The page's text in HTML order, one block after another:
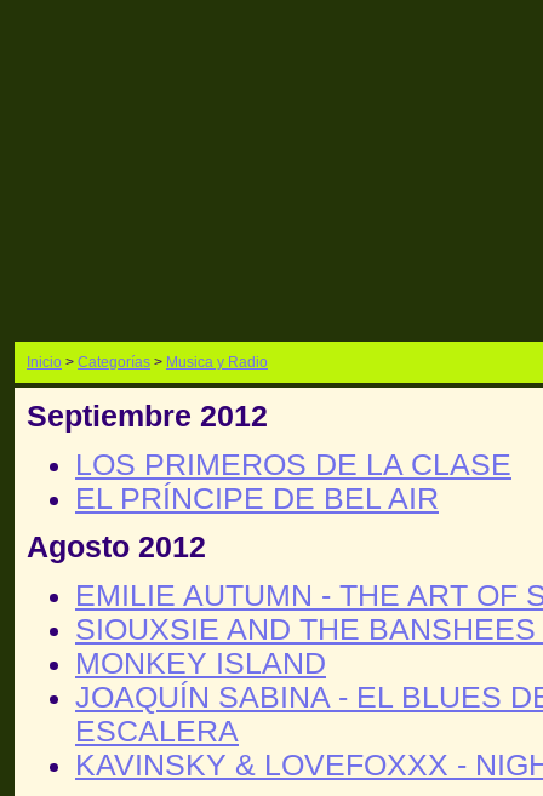
Inicio > Categorías > Musica y Radio
Septiembre 2012
LOS PRIMEROS DE LA CLASE
EL PRÍNCIPE DE BEL AIR
Agosto 2012
EMILIE AUTUMN - THE ART OF
SIOUXSIE AND THE
MONKEY ISLAND
JOAQUÍN SABINA - EL BLUES
ESCALERA
KAVINSKY & LOVEFOXXX -